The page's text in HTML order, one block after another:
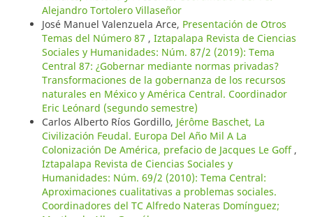
Alejandro Tortolero Villaseñor
José Manuel Valenzuela Arce, Presentación de Otros
Temas del Número 87 , Iztapalapa Revista de Ciencias
Sociales y Humanidades: Núm. 87/2 (2019): Tema
Central 87: ¿Gobernar mediante normas privadas?
Transformaciones de la gobernanza de los recursos
naturales en México y América Central. Coordinador
Eric Leónard (segundo semestre)
Carlos Alberto Ríos Gordillo, Jérôme Baschet, La
Civilización Feudal. Europa Del Año Mil A La
Colonización De América, prefacio de Jacques Le Goff ,
Iztapalapa Revista de Ciencias Sociales y
Humanidades: Núm. 69/2 (2010): Tema Central:
Aproximaciones cualitativas a problemas sociales.
Coordinadores del TC Alfredo Nateras Domínguez;